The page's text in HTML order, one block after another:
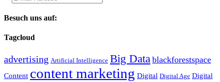
Besuch uns auf:
Tagcloud
advertising Artificial Intelligence Big Data blackforestspace
Content content marketing Digital Digital Age Digital